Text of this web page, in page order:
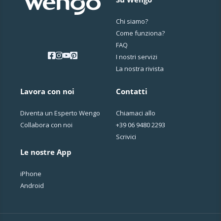
Chi siamo?
Come funziona?
FAQ
I nostri servizi
La nostra rivista
Lavora con noi
Diventa un Esperto Wengo
Collabora con noi
Le nostre App
iPhone
Android
Contatti
Chiamaci allo
+39 06 9480 2293
Scrivici